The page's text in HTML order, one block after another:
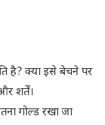
है? क्या इसे बेचने पर
शर्तें।
गोल्ड रखा जा